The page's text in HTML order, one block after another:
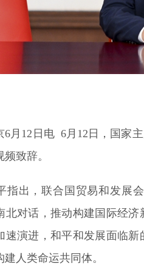
致辞。
出，联合国贸易和发展
人类命运共同体。